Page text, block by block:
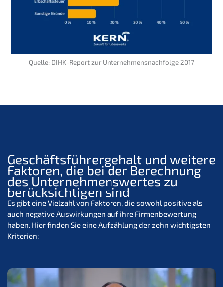
Quelle: DIHK-Report zur Unternehmensnachfolge 2017
Geschäftsführergehalt und weitere
Faktoren, die bei der Berechnung
des Unternehmenswertes zu
berücksichtigen sind
Es gibt eine Vielzahl von Faktoren, die sowohl positive als
auch negative Auswirkungen auf ihre Firmenbewertung
haben. Hier finden Sie eine Aufzählung der zehn wichtigsten
Kriterien: